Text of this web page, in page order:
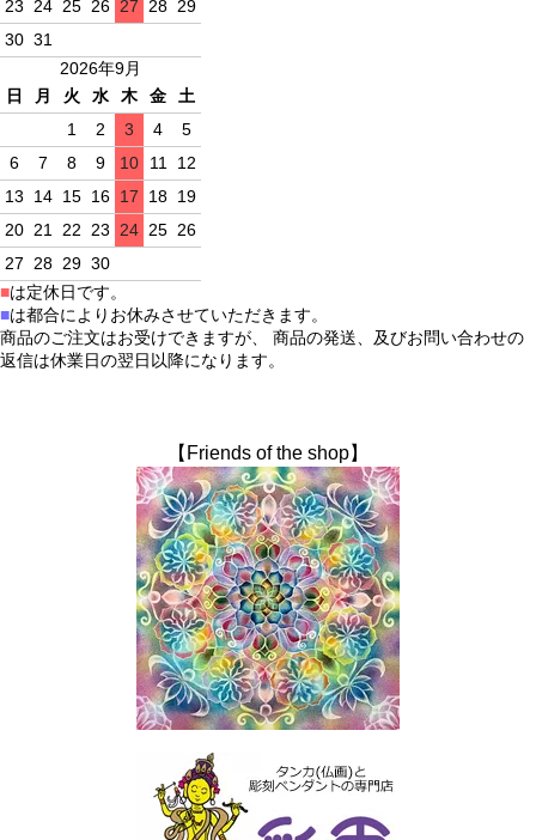
23
24 25 26 27 28 29
30 31
2026年9月
日
月 火 水 木 金
土
1
2 3 4
5
6
7 8 9 10 11
12
13
14 15 16 17 18 19
20 21 22 23 24 25 26
27
28 29 30
■は定休日です。
■は都合によりお休みさせていただきます。
商品のご注文はお受けできますが、 商品の発送、及びお問い合わせの
返信は休業日の翌日以降になります。
【Friends of the shop】